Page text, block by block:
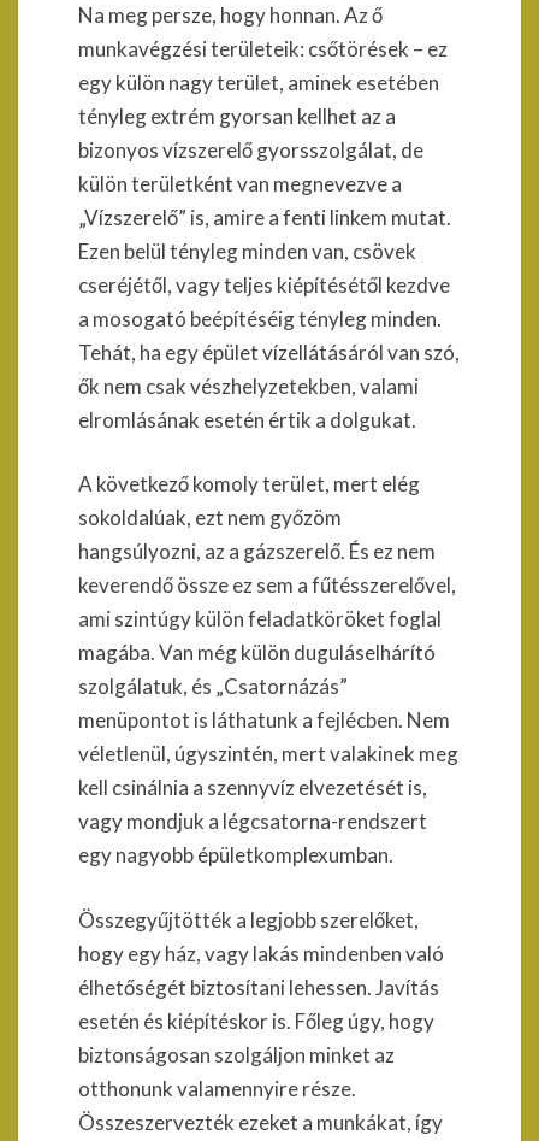
Na meg persze, hogy honnan. Az ő
munkavégzési területeik: csőtörések – ez
egy külön nagy terület, aminek esetében
tényleg extrém gyorsan kellhet az a
bizonyos vízszerelő gyorsszolgálat, de
külön területként van megnevezve a
„Vízszerelő” is, amire a fenti linkem mutat.
Ezen belül tényleg minden van, csövek
cseréjétől, vagy teljes kiépítésétől kezdve
a mosogató beépítéséig tényleg minden.
Tehát, ha egy épület vízellátásáról van szó,
ők nem csak vészhelyzetekben, valami
elromlásának esetén értik a dolgukat.
A következő komoly terület, mert elég
sokoldalúak, ezt nem győzöm
hangsúlyozni, az a gázszerelő. És ez nem
keverendő össze ez sem a fűtésszerelővel,
ami szintúgy külön feladatköröket foglal
magába. Van még külön duguláselhárító
szolgálatuk, és „Csatornázás”
menüpontot is láthatunk a fejlécben. Nem
véletlenül, úgyszintén, mert valakinek meg
kell csinálnia a szennyvíz elvezetését is,
vagy mondjuk a légcsatorna-rendszert
egy nagyobb épületkomplexumban.
Összegyűjtötték a legjobb szerelőket,
hogy egy ház, vagy lakás mindenben való
élhetőségét biztosítani lehessen. Javítás
esetén és kiépítéskor is. Főleg úgy, hogy
biztonságosan szolgáljon minket az
otthonunk valamennyire része.
Összeszervezték ezeket a munkákat, így